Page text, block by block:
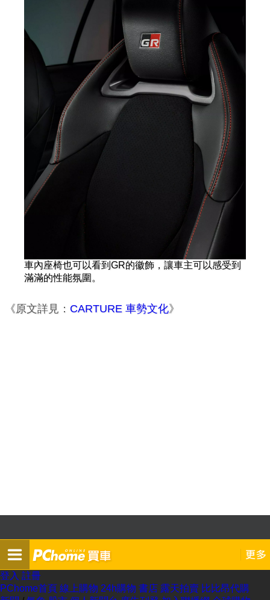
車內座椅也可以看到GR的徽飾，讓車主可以感受到
滿滿的性能氛圍。
《原文詳見： CARTURE 車勢文化》
登入 註冊
PChome首頁 線上購物 24h購物 書店 露天拍賣 比比昂代購